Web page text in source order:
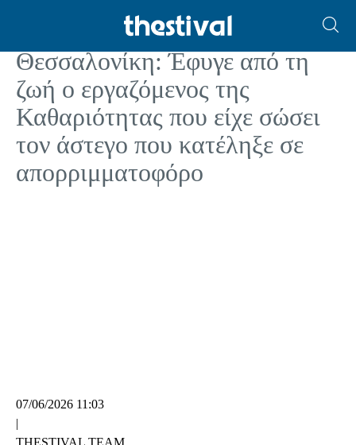
ΚΟΙΝΩΝΙΑ
Θεσσαλονίκη: Έφυγε από τη
ζωή ο εργαζόμενος της
Καθαριότητας που είχε σώσει
τον άστεγο που κατέληξε σε
απορριμματοφόρο
07/06/2026 11:03
|
THESTIVAL TEAM